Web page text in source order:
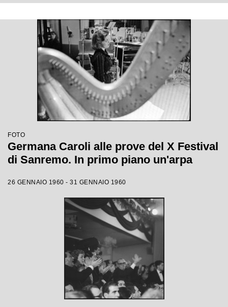
FOTO
Germana Caroli alle prove del X Festival
di Sanremo. In primo piano un'arpa
26 GENNAIO 1960 - 31 GENNAIO 1960